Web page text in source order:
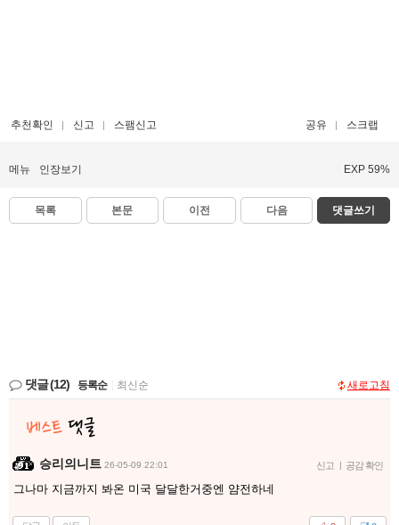
추천확인 신고 스팸신고 공유 스크랩
메뉴 인장보기 EXP 59%
목록 본문 이전 다음 댓글쓰기
댓글(12) 등록순 최신순 새로고침
승리의니트 26-05-09 22:01 신고 | 공감 확인
그나마 지금까지 봐온 미국 달달한거중엔 얌전하네